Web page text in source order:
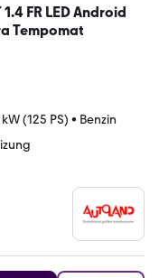
FR LED Android
Tempomat
(125 PS) • Benzin